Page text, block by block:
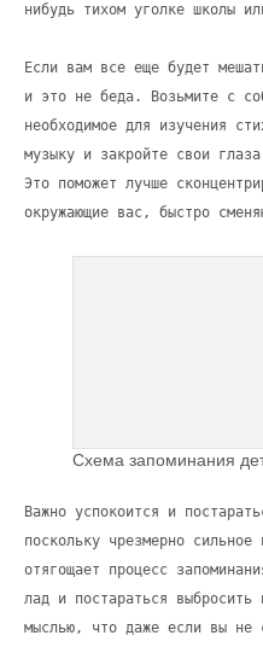
нибудь тихом уголке школы
Если вам все еще будет
и это не беда. Возьмите с
необходимое для изучения
музыку и закройте свои
Это поможет лучше
окружающие вас, быстро
Схема запоминания
Важно успокоится и
поскольку чрезмерно
отягощает процесс
лад и постараться
мыслью, что даже если вы не